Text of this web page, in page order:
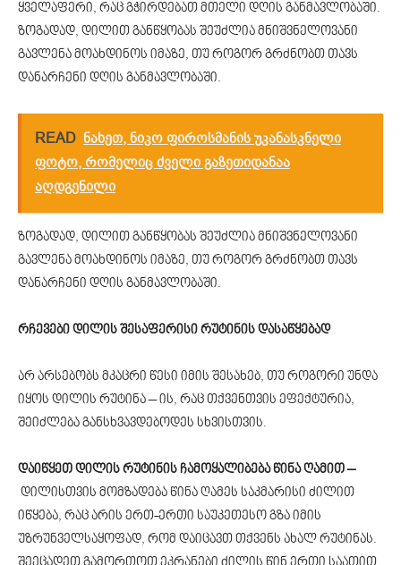
ყველაფერი, რაც გჭირდებათ მთელი დღის განმავლობაში.
ზოგადად, დილით განწყობას შეუძლია მნიშვნელოვანი
გავლენა მოახდინოს იმაზე, თუ როგორ გრძნობთ თავს
დანარჩენი დღის განმავლობაში.
READ ნახეთ, ნიკო ფიროსმანის უკანასკნელი
ფოტო, რომელიც ძველი გაზეთიდანაა
აღდგენილი
ზოგადად, დილით განწყობას შეუძლია მნიშვნელოვანი
გავლენა მოახდინოს იმაზე, თუ როგორ გრძნობთ თავს
დანარჩენი დღის განმავლობაში.
რჩევები დილის შესაფერისი რუტინის დასაწყებად
არ არსებობს მკაცრი წესი იმის შესახებ, თუ როგორი უნდა
იყოს დილის რუტინა – ის, რაც თქვენთვის ეფექტურია,
შეიძლება განსხვავდებოდეს სხვისთვის.
დაიწყეთ დილის რუტინის ჩამოყალიბება წინა ღამით –
დილისთვის მომზადება წინა ღამეს საკმარისი ძილით
იწყება, რაც არის ერთ-ერთი საუკეთესო გზა იმის
უზრუნველსაყოფად, რომ დაიცავთ თქვენს ახალ რუტინას.